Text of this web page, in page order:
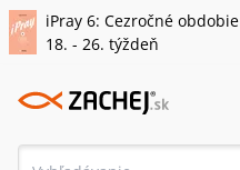
iPray 6: Cezročné obdobie
18. - 26. týždeň